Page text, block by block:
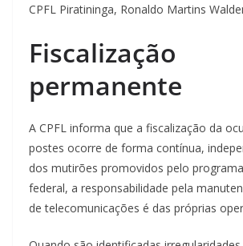
CPFL Piratininga, Ronaldo Martins
Fiscalização
permanente
A CPFL informa que a fiscalização da
postes ocorre de forma contínua,
dos mutirões promovidos pelo
federal, a responsabilidade pela
de telecomunicações é das próprias